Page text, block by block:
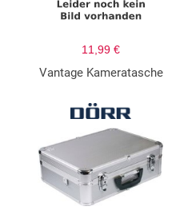
11,99 €
Vantage Kameratasche